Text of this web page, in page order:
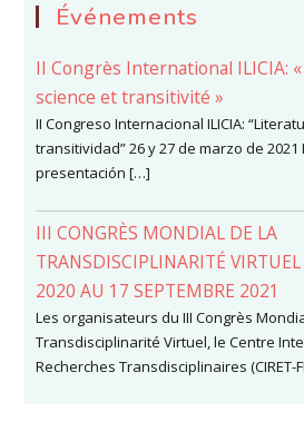
Événements
II Congrès International ILICIA:
science et transitivité »
II Congreso Internacional ILICIA:
transitividad” 26 y 27 de marzo de 2021
presentación […]
III CONGRÈS MONDIAL DE LA
TRANSDISCIPLINARITÉ
2020 AU 17 SEPTEMBRE 2021
Les organisateurs du III Congrès
Transdisciplinarité Virtuel, le Centre
Recherches Transdisciplinaires (CIRET-